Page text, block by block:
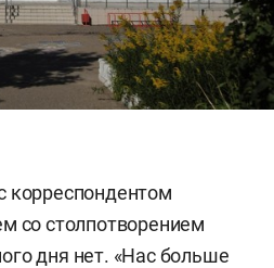
корреспондентом
со столпотворением
дня нет. «Нас больше